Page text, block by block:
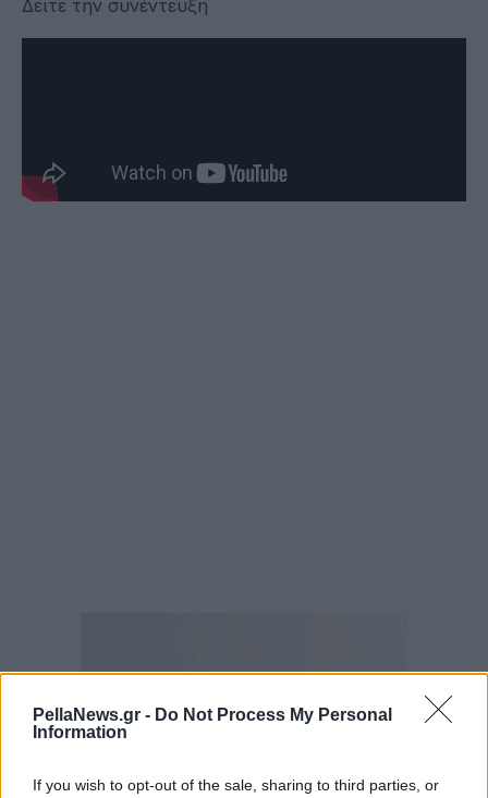
PellaNews.gr - Do Not Process My Personal
Information
If you wish to opt-out of the sale, sharing to third parties, or
Δειτε την συνέντευξη